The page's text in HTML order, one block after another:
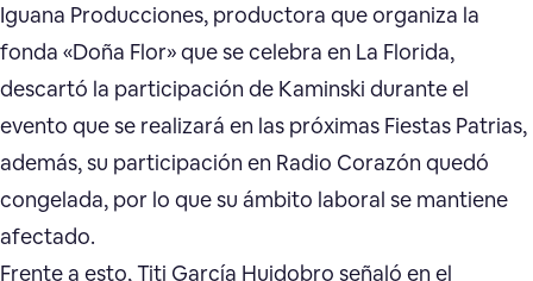
Iguana Producciones, productora que organiza la
fonda «Doña Flor» que se celebra en La Florida,
descartó la participación de Kaminski durante el
evento que se realizará en las próximas Fiestas Patrias,
además, su participación en Radio Corazón quedó
congelada, por lo que su ámbito laboral se mantiene
afectado.
Frente a esto, Titi García Huidobro señaló en el